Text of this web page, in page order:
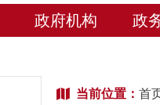
政府机构 政
当前位置： 首